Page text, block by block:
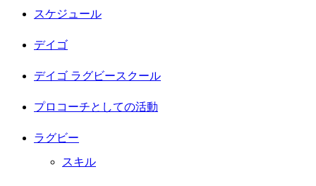
スケジュール
デイゴ
デイゴ ラグビースクール
プロコーチとしての活動
ラグビー
スキル